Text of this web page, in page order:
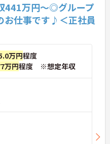
441万円～◎グループ
お仕事です♪＜正社員
万円程度
万円程度 ※想定年収